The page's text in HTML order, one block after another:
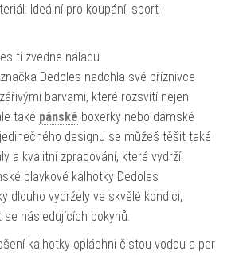
Ideální pro koupání, sport i
ti zvedne náladu
Dedoles nadchla své příznivce
barvami, které rozsvítí nejen
také pánské boxerky nebo dámské
designu se můžeš těšit také
a kvalitní zpracování, které vydrží.
plavkové kalhotky Dedoles
dlouho vydržely ve skvělé kondici,
následujících pokynů.
kalhotky opláchni čistou vodou a per